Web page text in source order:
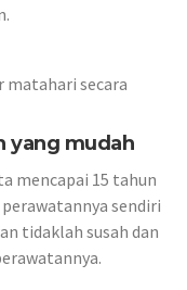
matahari secara
yang mudah
mencapai 15 tahun
sendiri
tidaklah susah dan